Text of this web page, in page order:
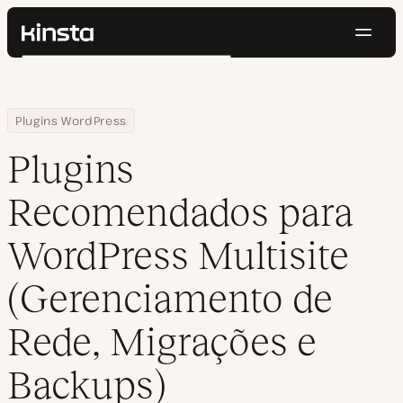
Kinsta®
Preços
Contato
Pesquisar
Home
Centro de Recursos
Blog
Plugins WordPress
Plugins Recomendados para WordPress Multisite
Plugins
Recomendados para
WordPress Multisite
(Gerenciamento de
Rede, Migrações e
Backups)